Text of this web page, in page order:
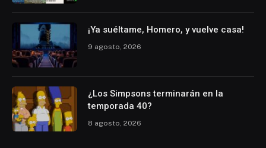
¡Ya suéltame, Homero, y vuelve casa!
9 agosto, 2026
¿Los Simpsons terminarán en la
temporada 40?
8 agosto, 2026